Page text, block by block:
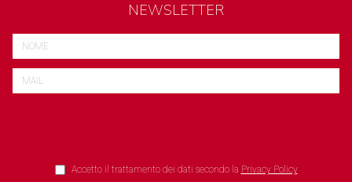
NEWSLETTER
Accetto il trattamento dei dati secondo la Privacy Policy